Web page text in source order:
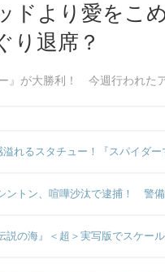
ドより愛を
り退席？
ー』が大勝利！ 今週行われ
れるスタチュー！『スパイダ
ントン、喧嘩沙汰で逮捕！ 警
説の海』＜超＞実写版でスケー